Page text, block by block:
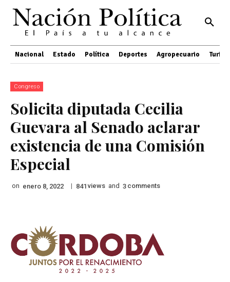
Nacional Estado Política Deportes Agropecuario
Congreso
Solicita diputada Cecilia
Guevara al Senado aclarar
existencia de una Comisión
Especial
on enero 8, 2022 | 841 views and 3 comments